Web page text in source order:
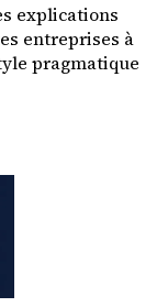
explications
entreprises à
pragmatique